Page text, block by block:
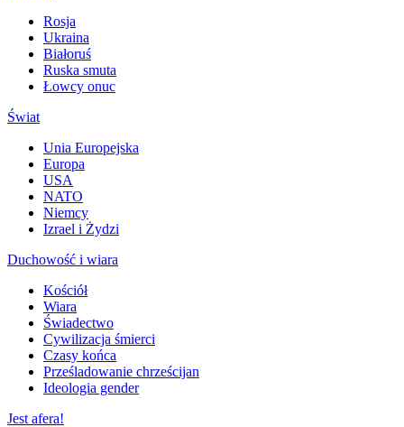
Rosja
Ukraina
Białoruś
Ruska smuta
Łowcy onuc
Świat
Unia Europejska
Europa
USA
NATO
Niemcy
Izrael i Żydzi
Duchowość i wiara
Kościół
Wiara
Świadectwo
Cywilizacja śmierci
Czasy końca
Prześladowanie chrześcijan
Ideologia gender
Jest afera!